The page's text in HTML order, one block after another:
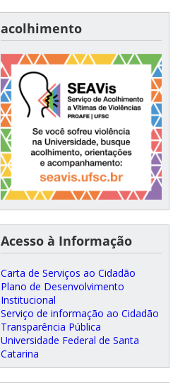
acolhimento
Acesso à Informação
Carta de Serviços ao Cidadão
Plano de Desenvolvimento
Institucional
Serviço de informação ao Cidadão
Transparência Pública
Universidade Federal de Santa
Catarina